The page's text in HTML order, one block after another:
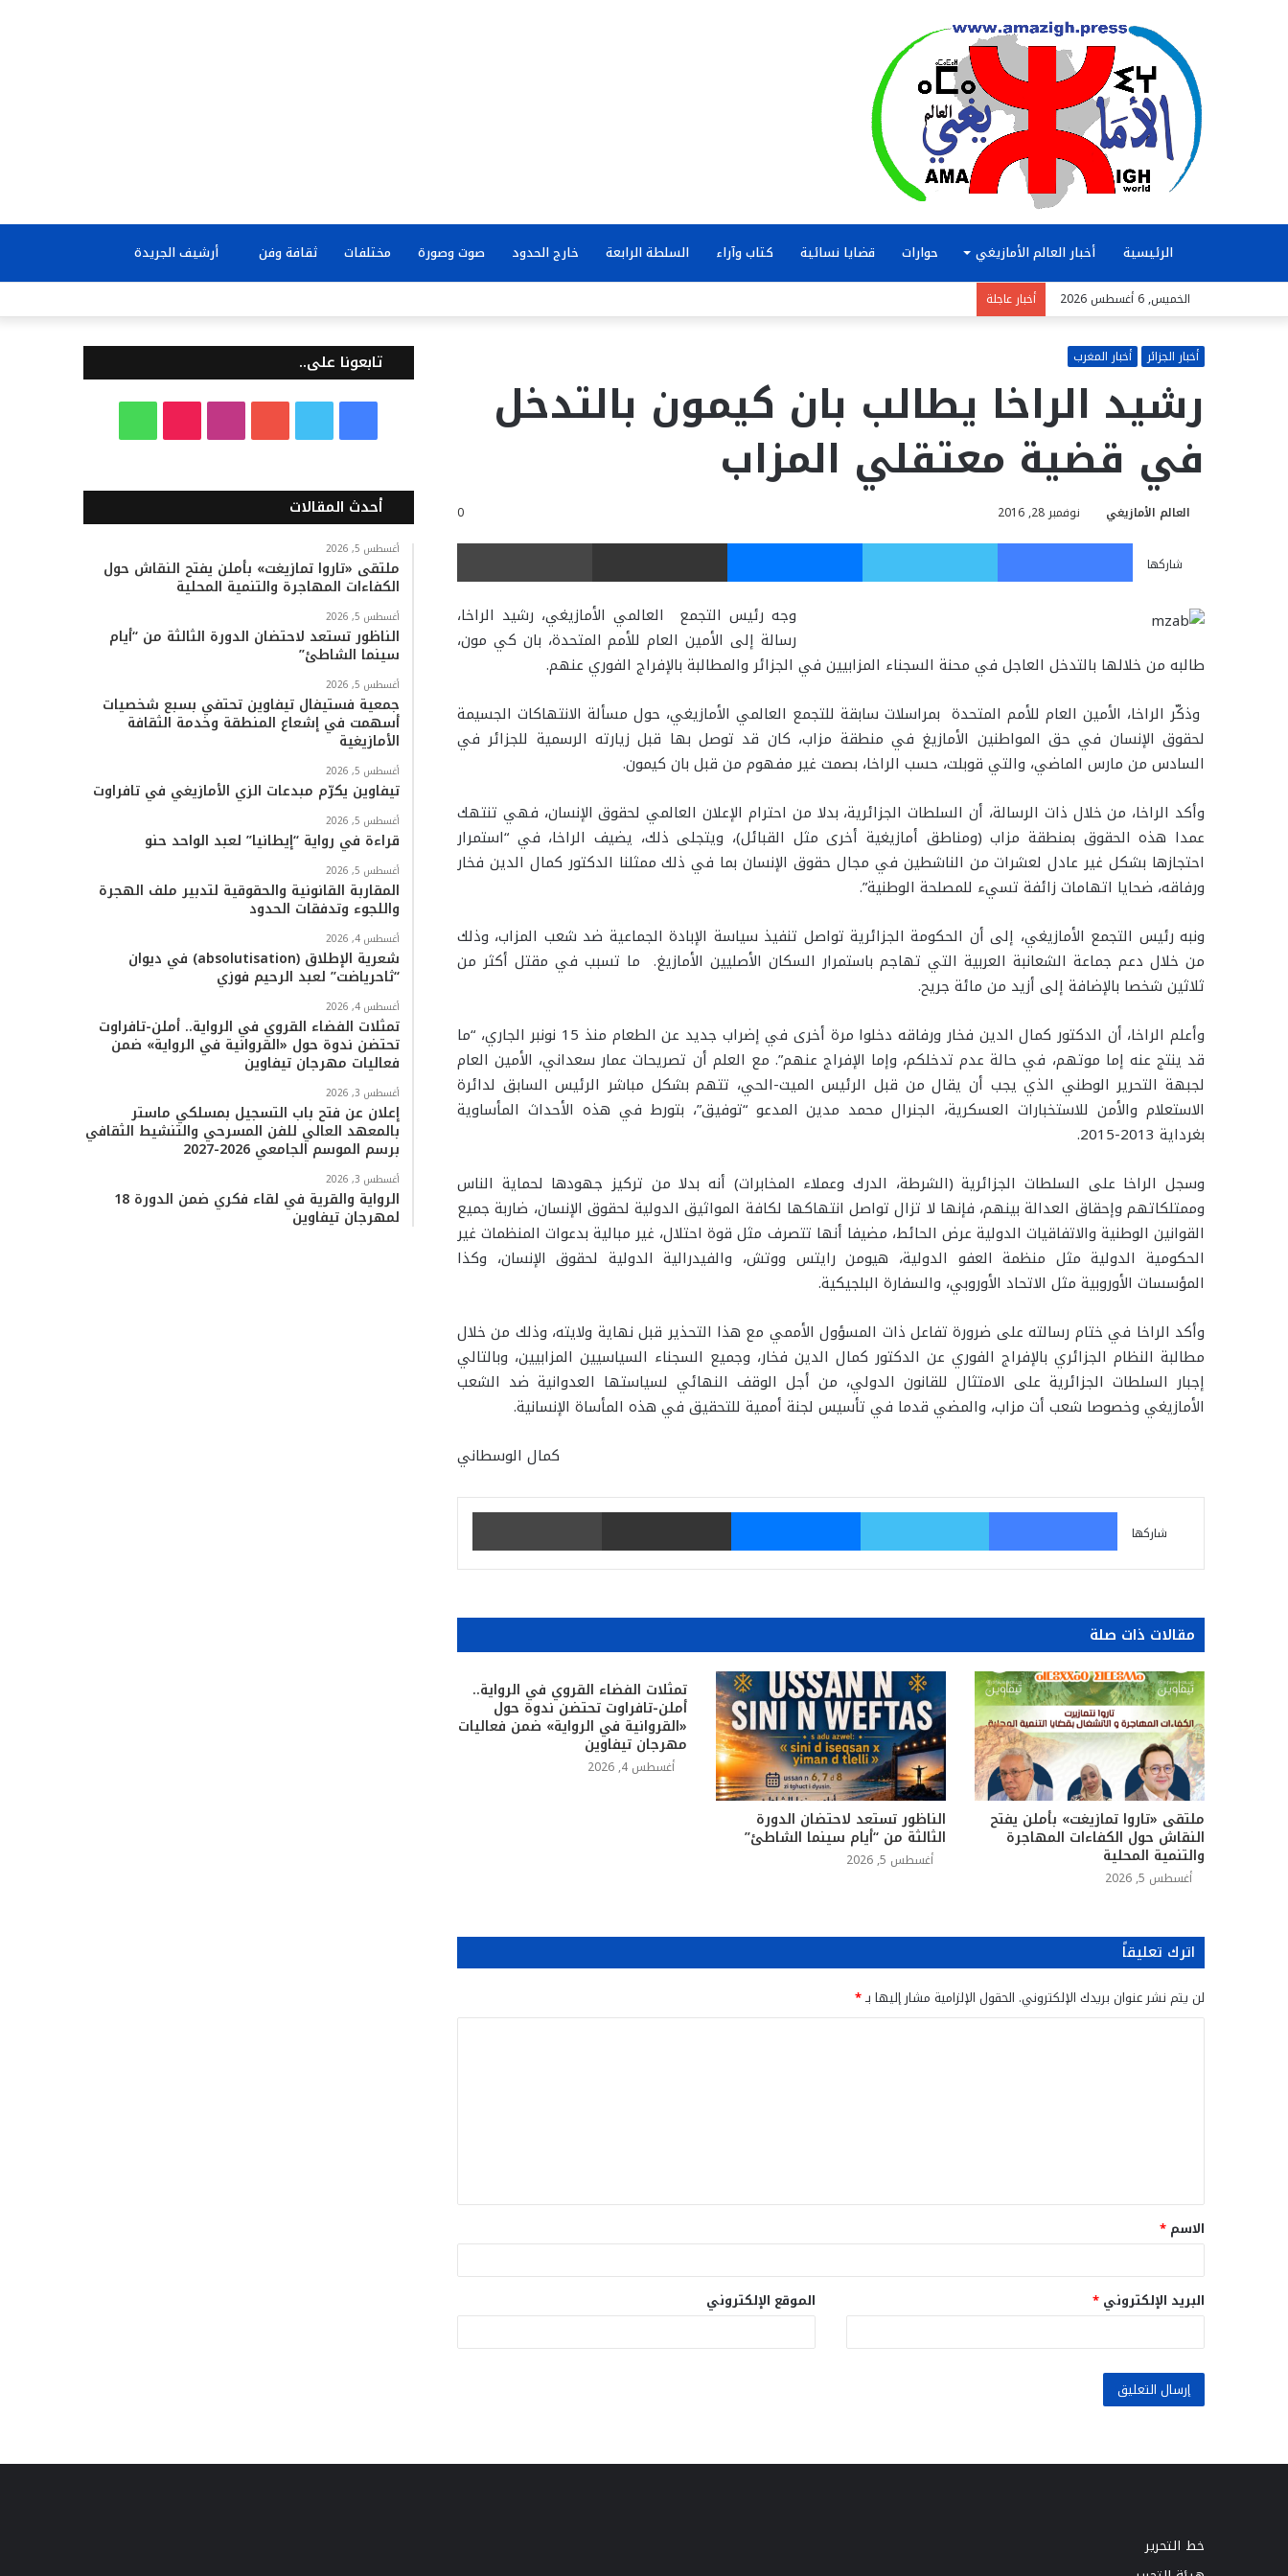
الرئيسية أخبار العالم الأمازيغي حوارات قضايا نسائية كتاب وآراء السلطة الرابعة خارج الحدود صوت وصورة مختلفات ثقافة وفن أرشيف الجريدة
عن
الخميس, 6 أغسطس 2026 أخبار عاجلة
أخبار الجزائر أخبار المغرب
رشيد الراخا يطالب بان كيمون بالتدخل
في قضية معتقلي المزاب
العالم الأمازيغي نوفمبر 28, 2016 0
شاركها
فيسبوك تويتر ماسنجر مشاركة عبر البريد
وجه رئيس التجمع العالمي الأمازيغي، رشيد الراخا،
رسالة إلى الأمين العام للأمم المتحدة، بان كي مون،
طالبه من خلالها بالتدخل العاجل في محنة السجناء المزابيين في الجزائر والمطالبة بالإفراج الفوري عنهم.
وذكّر الراخا، الأمين العام للأمم المتحدة بمراسلات سابقة للتجمع العالمي الأمازيغي، حول مسألة الانتهاكات الجسيمة
لحقوق الإنسان في حق المواطنين الأمازيغ في منطقة مزاب، كان قد توصل بها قبل زيارته الرسمية للجزائر في
السادس من مارس الماضي، والتي قوبلت، حسب الراخا، بصمت غير مفهوم من قبل بان كيمون.
وأكد الراخا، من خلال ذات الرسالة، أن السلطات الجزائرية، بدلا من احترام الإعلان العالمي لحقوق الإنسان، فهي تنتهك
عمدا هذه الحقوق بمنطقة مزاب (ومناطق أمازيغية أخرى مثل القبائل)، ويتجلى ذلك، يضيف الراخا، في “استمرار
احتجازها بشكل غير عادل لعشرات من الناشطين في مجال حقوق الإنسان بما في ذلك ممثلنا الدكتور كمال الدين فخار
ورفاقه، ضحايا اتهامات زائفة تسيء للمصلحة الوطنية”.
ونبه رئيس التجمع الأمازيغي، إلى أن الحكومة الجزائرية تواصل تنفيذ سياسة الإبادة الجماعية ضد شعب المزاب، وذلك
من خلال دعم جماعة الشعانبة العربية التي تهاجم باستمرار السكان الأصليين الأمازيغ. ما تسبب في مقتل أكثر من
ثلاثين شخصا بالإضافة إلى أزيد من مائة جريح.
وأعلم الراخا، أن الدكتور كمال الدين فخار ورفاقه دخلوا مرة أخرى في إضراب جديد عن الطعام منذ 15 نونبر الجاري، “ما
قد ينتج عنه إما موتهم، في حالة عدم تدخلكم، وإما الإفراج عنهم”. مع العلم أن تصريحات عمار سعداني، الأمين العام
لجبهة التحرير الوطني الذي يجب أن يقال من قبل الرئيس الميت-الحي، تتهم بشكل مباشر الرئيس السابق لدائرة
الاستعلام والأمن للاستخبارات العسكرية، الجنرال محمد مدين المدعو “توفيق”، بتورط في هذه الأحداث المأساوية
بغرداية 2013-2015.
وسجل الراخا على السلطات الجزائرية (الشرطة، الدرك وعملاء المخابرات) أنه بدلا من تركيز جهودها لحماية الناس
وممتلكاتهم وإحقاق العدالة بينهم، فإنها لا تزال تواصل انتهاكها لكافة المواثيق الدولية لحقوق الإنسان، ضاربة جميع
القوانين الوطنية والاتفاقيات الدولية عرض الحائط، مضيفا أنها تتصرف مثل قوة احتلال، غير مبالية بدعوات المنظمات غير
الحكومية الدولية مثل منظمة العفو الدولية، هيومن رايتس ووتش، والفيدرالية الدولية لحقوق الإنسان، وكذا
المؤسسات الأوروبية مثل الاتحاد الأوروبي، والسفارة البلجيكية.
وأكد الراخا في ختام رسالته على ضرورة تفاعل ذات المسؤول الأممي مع هذا التحذير قبل نهاية ولايته، وذلك من خلال
مطالبة النظام الجزائري بالإفراج الفوري عن الدكتور كمال الدين فخار، وجميع السجناء السياسيين المزابيين، وبالتالي
إجبار السلطات الجزائرية على الامتثال للقانون الدولي، من أجل الوقف النهائي لسياستها العدوانية ضد الشعب
الأمازيغي وخصوصا شعب أت مزاب، والمضي قدما في تأسيس لجنة أممية للتحقيق في هذه المأساة الإنسانية.
كمال الوسطاني
شاركها
فيسبوك تويتر ماسنجر مشاركة عبر البريد
مقالات ذات صلة
ملتقى «تاروا تمازيغت» بأملن يفتح
النقاش حول الكفاءات المهاجرة
والتنمية المحلية
أغسطس 5, 2026
الناظور تستعد لاحتضان الدورة
الثالثة من “أيام سينما الشاطئ”
أغسطس 5, 2026
تمثلات الفضاء القروي في الرواية..
أملن-تافراوت تحتضن ندوة حول
«القروانية في الرواية» ضمن فعاليات
مهرجان تيفاوين
أغسطس 4, 2026
اترك تعليقاً
لن يتم نشر عنوان بريدك الإلكتروني. الحقول الإلزامية مشار إليها بـ*
ق
*
الاسم *
البريد الإلكتروني * الموقع الإلكتروني
تابعونا على..
س
ب
و
ك
ي
ر
ت
و
س
ق
ا
k
o
ت
ا
أحدث المقالات
أغسطس 5, 2026
ملتقى «تاروا تمازيغت» بأملن يفتح النقاش حول
الكفاءات المهاجرة والتنمية المحلية
أغسطس 5, 2026
الناظور تستعد لاحتضان الدورة الثالثة من “أيام
سينما الشاطئ”
أغسطس 5, 2026
جمعية فستيفال تيفاوين تحتفي بسبع شخصيات
أسهمت في إشعاع المنطقة وخدمة الثقافة
الأمازيغية
أغسطس 5, 2026
تيفاوين يكرّم مبدعات الزي الأمازيغي في تافراوت
أغسطس 5, 2026
قراءة في رواية “إيطانيا” لعبد الواحد حنو
أغسطس 5, 2026
المقاربة القانونية والحقوقية لتدبير ملف الهجرة
واللجوء وتدفقات الحدود
أغسطس 4, 2026
شعرية الإطلاق (absolutisation) في ديوان
“ثاحرياضت” لعبد الرحيم فوزي
أغسطس 4, 2026
تمثلات الفضاء القروي في الرواية.. أملن-تافراوت
تحتضن ندوة حول «القروانية في الرواية» ضمن
فعاليات مهرجان تيفاوين
أغسطس 3, 2026
إعلان عن فتح باب التسجيل بمسلكي ماستر
بالمعهد العالي للفن المسرحي والتنشيط الثقافي
برسم الموسم الجامعي 2026-2027
أغسطس 3, 2026
الرواية والقرية في لقاء فكري ضمن الدورة 18
لمهرجان تيفاوين
خط التحرير